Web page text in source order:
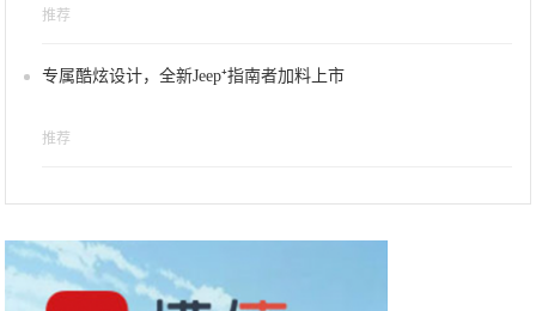
推荐
专属酷炫设计，全新Jeep⁺指南者加料上市
推荐